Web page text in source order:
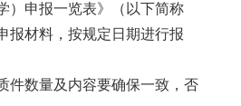
）申报一览表》（以下简称
报材料，按规定日期进行报
数量及内容要确保一致，否